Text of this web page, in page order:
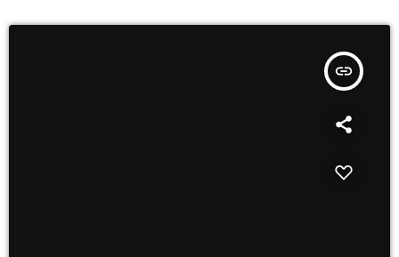
insert_link